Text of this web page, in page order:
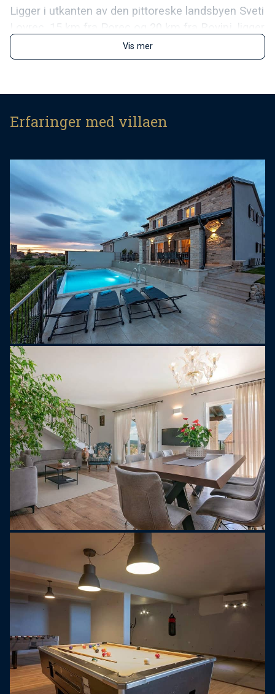
Ligger i utkanten av den pittoreske landsbyen Sveti
Lovrec, 15 km fra Porec og 20 km fra Rovinj, ligger
villaen på en 500 kvm inngjerdet eiendom med en
godt vedlikeholdt plen. Det tilbyr et
terrasse med sittegruppe, grill, solstoler, utendørs
klimaanlegg. I første etasje er det stue med sofa,
satellitt-TV, spisestue med spisebord, fullt utstyrt
kjøkken, her er også et dobbelt soverom og
dusj/toalett. Første etasje har tre soverom, alle
med eget bad, og to av dem har tilgang til en felles
balkong med ekstra sitteplasser.
Kjelleren er et romslig rom på 150 kvm for
rekreasjon og avslapning, utstyrt med biljardbord,
bordtennis, fotballbord og treningsutstyr.
Kjæledyrtillegget belastes per kjæledyr per dag.
Opplev komfort og fritid i denne vakkert designede
villaen, og tilbyr et ideelt tilfluktssted for de som
søker en rolig ferie i Istria.
Vis mer
Erfaringer med villaen